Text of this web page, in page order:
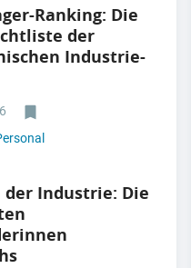
Ranking: Die
der
Industrie-
der Industrie: Die